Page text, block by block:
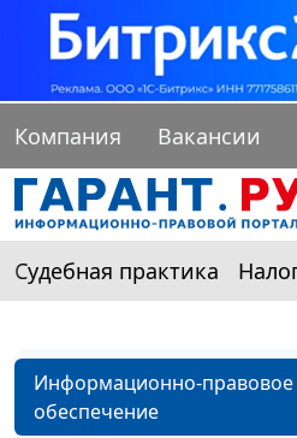
Компания Вакансии
Судебная практика
Информационно-правовое
обеспечение